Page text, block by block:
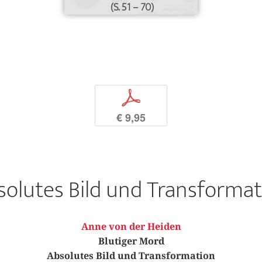
(S. 51 – 70)
p
€ 9,95
Bild und
Anne von der Heiden
Blutiger Mord
Absolutes Bild und Transformation